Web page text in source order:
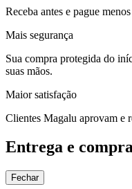
Receba antes e pague
Mais segurança
Sua compra protegida do
suas mãos.
Maior satisfação
Clientes Magalu aprovam e
Entrega e
Fechar